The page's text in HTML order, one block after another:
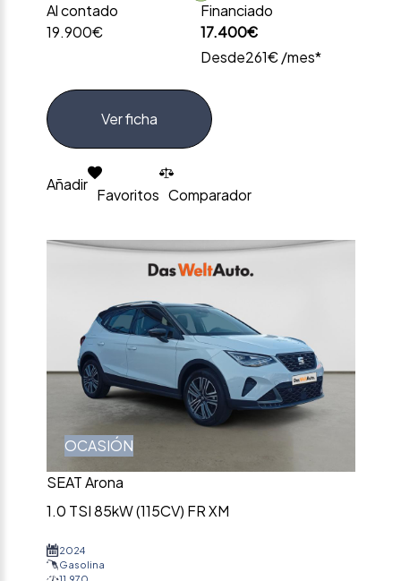
Al contado
19.900€
Financiado
17.400€
Desde261€ /mes*
Ver ficha
Añadir
Favoritos Comparador
OCASIÓN
SEAT Arona
1.0 TSI 85kW (115CV) FR XM
2024
Gasolina